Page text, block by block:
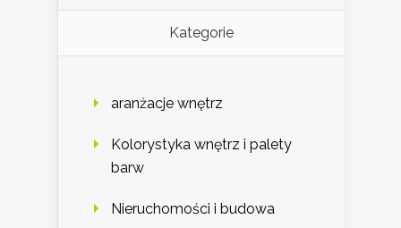
Kategorie
aranżacje wnętrz
Kolorystyka wnętrz i palety
barw
Nieruchomości i budowa